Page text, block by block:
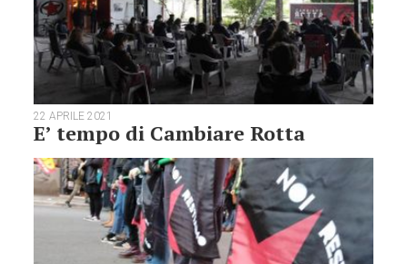
22 APRILE 2021
E’ tempo di Cambiare Rotta